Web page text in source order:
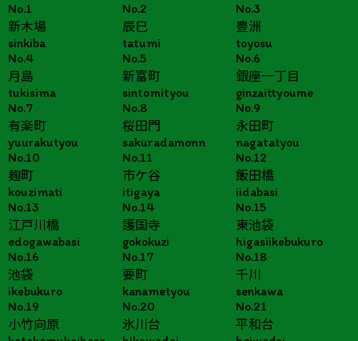
No.1
新木場
sinkiba
No.2
辰巳
tatumi
No.3
豊洲
toyosu
No.4
月島
tukisima
No.5
新富町
sintomityou
No.6
銀座一丁目
ginzaittyoume
No.7
有楽町
yuurakutyou
No.8
桜田門
sakuradamonn
No.9
永田町
nagatatyou
No.10
麹町
kouzimati
No.11
市ケ谷
itigaya
No.12
飯田橋
iidabasi
No.13
江戸川橋
edogawabasi
No.14
護国寺
gokokuzi
No.15
東池袋
higasiikebukuro
No.16
池袋
ikebukuro
No.17
要町
kanametyou
No.18
千川
senkawa
No.19
小竹向原
No.20
氷川台
No.21
平和台